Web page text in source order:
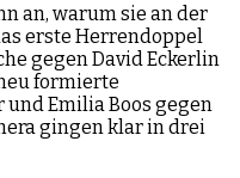
an, warum sie an der
erste Herrendoppel
gegen David Eckerlin
formierte
Emilia Boos gegen
gingen klar in drei